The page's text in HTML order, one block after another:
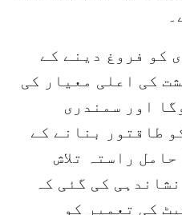
کو فروغ دینے کے
کی اعلی معیار کی
اور سمندری
طاقتور بنانے کے
راستہ تلاش
کی گئی کہ
کی تعمیر کو